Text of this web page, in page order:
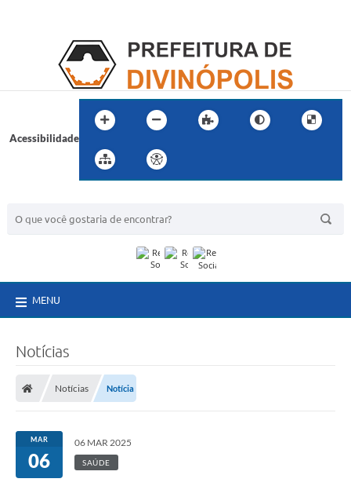
Acessibilidade
MENU
Notícias
Notícias Notícia
MAR
06
06 MAR 2025
SAÚDE